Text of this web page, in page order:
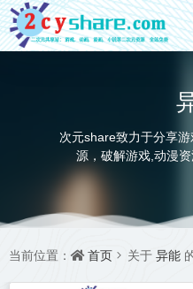
次元share致力于分享
源，破解游戏,动漫
戏,switch游戏,金手指
并提
当前位置： 首页 关于 异能